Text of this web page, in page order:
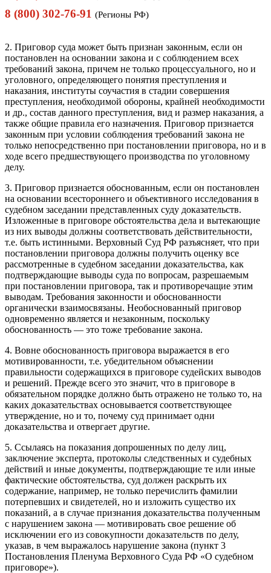
8 (800) 302-76-91 (Регионы РФ)
2. Приговор суда может быть признан законным, если он
постановлен на основании закона и с соблюдением всех
требований закона, причем не только процессуального, но и
уголовного, определяющего понятия преступления и
наказания, институты соучастия в стадии совершения
преступления, необходимой обороны, крайней необходимости
и др., состав данного преступления, вид и размер наказания, а
также общие правила его назначения. Приговор признается
законным при условии соблюдения требований закона не
только непосредственно при постановлении приговора, но и в
ходе всего предшествующего производства по уголовному
делу.
3. Приговор признается обоснованным, если он постановлен
на основании всестороннего и объективного исследования в
судебном заседании представленных суду доказательств.
Изложенные в приговоре обстоятельства дела и вытекающие
из них выводы должны соответствовать действительности,
т.е. быть истинными. Верховный Суд РФ разъясняет, что при
постановлении приговора должны получить оценку все
рассмотренные в судебном заседании доказательства, как
подтверждающие выводы суда по вопросам, разрешаемым
при постановлении приговора, так и противоречащие этим
выводам. Требования законности и обоснованности
органически взаимосвязаны. Необоснованный приговор
одновременно является и незаконным, поскольку
обоснованность — это тоже требование закона.
4. Вовне обоснованность приговора выражается в его
мотивированности, т.е. убедительном объяснении
правильности содержащихся в приговоре судейских выводов
и решений. Прежде всего это значит, что в приговоре в
обязательном порядке должно быть отражено не только то, на
каких доказательствах основывается соответствующее
утверждение, но и то, почему суд принимает одни
доказательства и отвергает другие.
5. Ссылаясь на показания допрошенных по делу лиц,
заключение эксперта, протоколы следственных и судебных
действий и иные документы, подтверждающие те или иные
фактические обстоятельства, суд должен раскрыть их
содержание, например, не только перечислить фамилии
потерпевших и свидетелей, но и изложить существо их
показаний, а в случае признания доказательства полученным
с нарушением закона — мотивировать свое решение об
исключении его из совокупности доказательств по делу,
указав, в чем выражалось нарушение закона (пункт 3
Постановления Пленума Верховного Суда РФ «О судебном
приговоре»).